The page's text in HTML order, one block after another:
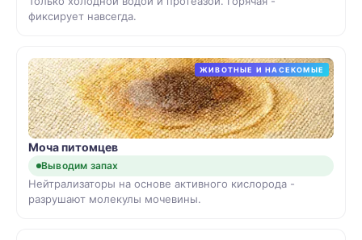
фиксирует навсегда.
ЖИВОТНЫЕ И НАСЕКОМЫЕ
Моча питомцев
Выводим запах
Нейтрализаторы на основе активного кислорода -
разрушают молекулы мочевины.